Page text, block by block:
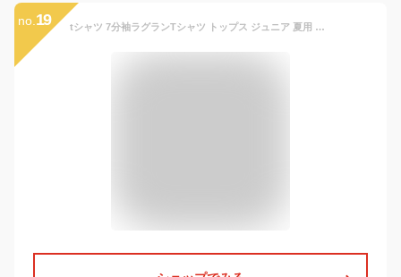
no. 19 tシャツ 7分袖ラグランTシャツ トップス ジュニア 夏用 綿 ラグランスリーブ 子供服 ラグランTシャツ 七分袖 女の子 クロップド丈 半袖Tシャツ 女の子 綿製 春 夏 キッズ 半袖 tシャツ ガールズコレクション トップス ロンT